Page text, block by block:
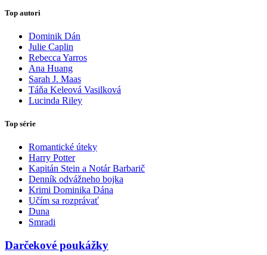
Top autori
Dominik Dán
Julie Caplin
Rebecca Yarros
Ana Huang
Sarah J. Maas
Táňa Keleová Vasilková
Lucinda Riley
Top série
Romantické úteky
Harry Potter
Kapitán Stein a Notár Barbarič
Denník odvážneho bojka
Krimi Dominika Dána
Učím sa rozprávať
Duna
Smradi
Darčekové poukážky